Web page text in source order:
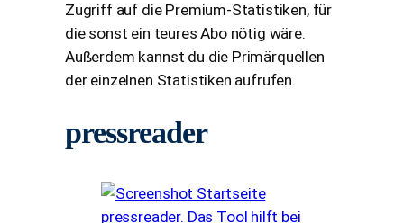
Zugriff auf die Premium-Statistiken, für
die sonst ein teures Abo nötig wäre.
Außerdem kannst du die Primärquellen
der einzelnen Statistiken aufrufen.
pressreader